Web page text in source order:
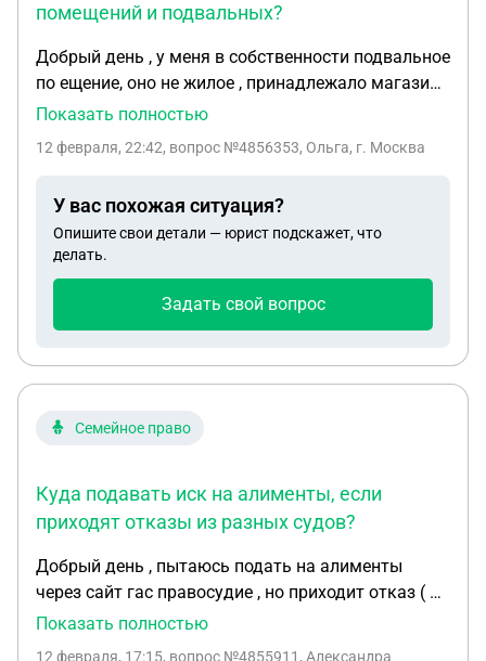
помещений и подвальных?
Добрый день , у меня в собственности подвальное
по ещение, оно не жилое , принадлежало магазину
как склад, сейчас оно находится в непригодном
канализационными стоками.нет мокрой точки.
январь , расчет как за жилое помещение ,
содержание, обслуживание , компоненты, есть ли
разница в расчете жилых помещений и
Показать полностью
12 февраля, 22:42, вопрос №4856353, Ольга, г. Москва
У вас похожая ситуация?
Опишите свои детали — юрист подскажет, что
делать.
Задать свой вопрос
Семейное право
Куда подавать иск на алименты, если
приходят отказы из разных судов?
Добрый день , пытаюсь подать на алименты
через сайт гас правосудие , но приходит отказ ( не
тот суд ) Я с ребенком прописана в г Бологое
Показать полностью
12 февраля, 17:15, вопрос №4855911, Александра